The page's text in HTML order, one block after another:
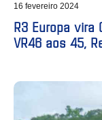
16 fevereiro 2024
R3 Europa vira
VR46 aos 45,